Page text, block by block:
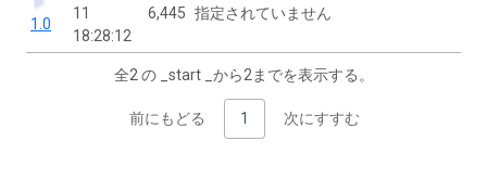
1.0
11
18:28:12
6,445 指定されていません
全2 の _start _から2までを表示する。
前にもどる 1 次にすすむ